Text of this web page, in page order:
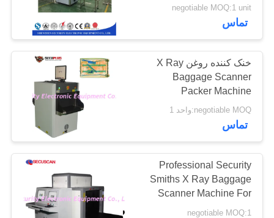
Shopping Mall , Offices
negotiable MOQ:1 unit
تماس
خنک کننده روغن X Ray
Baggage Scanner
Packer Machine
SPX5030C CE FCC
ROHS Certified
negotiable MOQ:واحد 1
تماس
Professional Security
Smiths X Ray Baggage
Scanner Machine For
Courthouses
negotiable MOQ:1